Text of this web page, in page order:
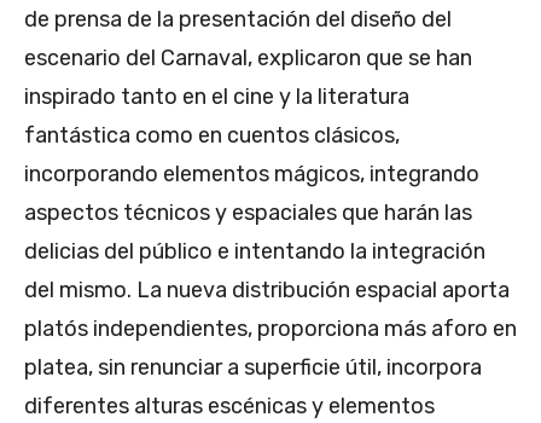
de prensa de la presentación del diseño del
escenario del Carnaval, explicaron que se han
inspirado tanto en el cine y la literatura
fantástica como en cuentos clásicos,
incorporando elementos mágicos, integrando
aspectos técnicos y espaciales que harán las
delicias del público e intentando la integración
del mismo. La nueva distribución espacial aporta
platós independientes, proporciona más aforo en
platea, sin renunciar a superficie útil, incorpora
diferentes alturas escénicas y elementos